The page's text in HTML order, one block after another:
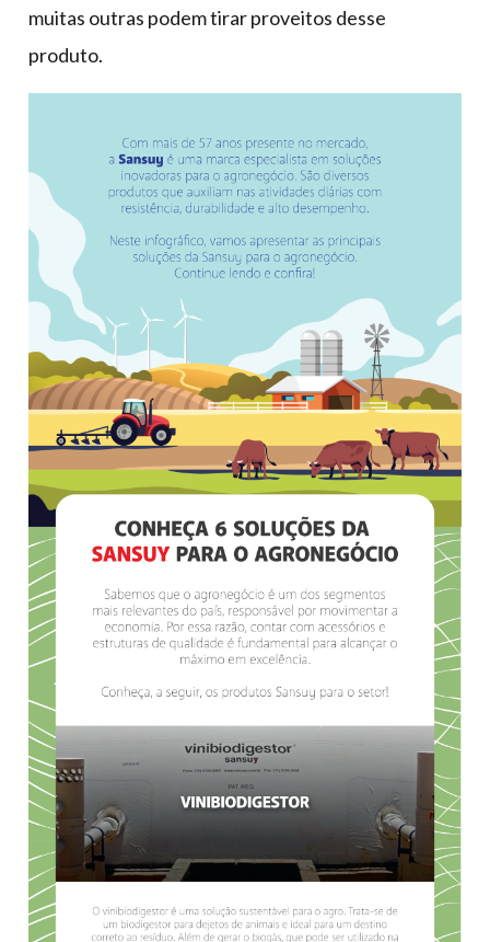
muitas outras podem tirar proveitos desse
produto.